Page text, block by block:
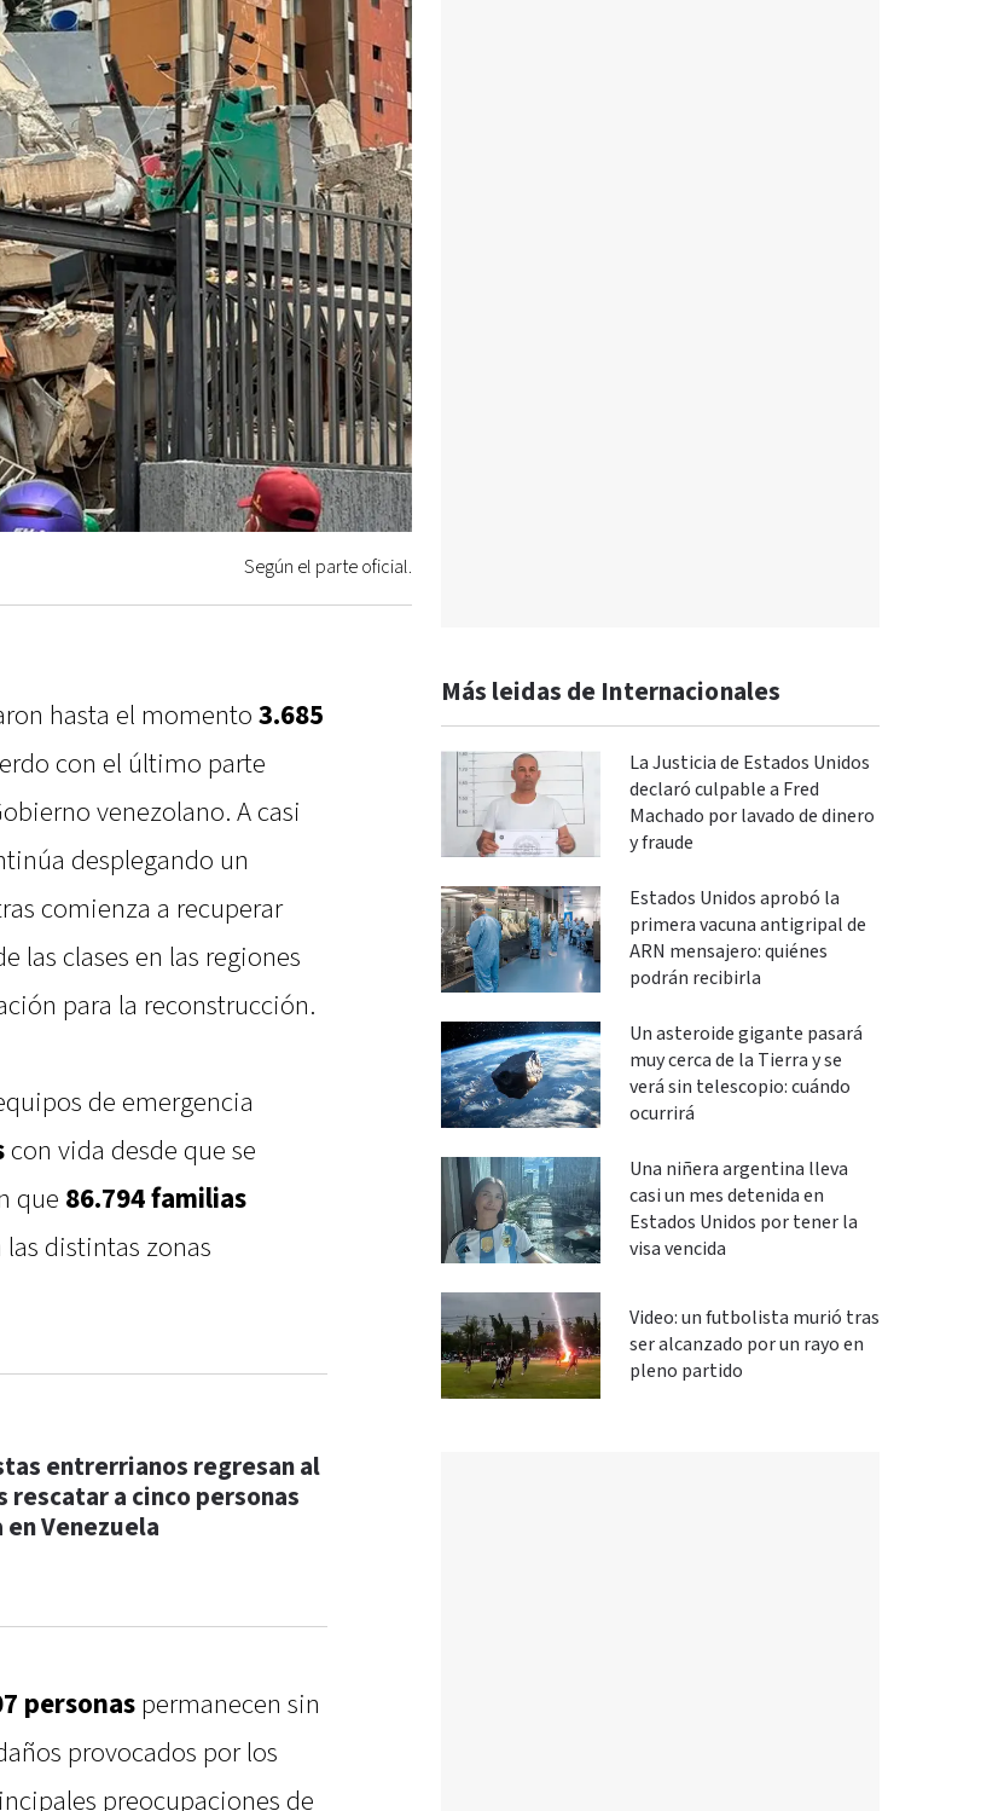
Según el parte oficial.
hasta el momento 3.685
con el último parte
venezolano. A casi
desplegando un
comienza a recuperar
las clases en las regiones
para la reconstrucción.
de emergencia
con vida desde que se
que 86.794 familias
distintas zonas
entrerrianos regresan al
rescatar a cinco personas
en Venezuela
personaspermanecen sin
provocados por los
preocupaciones de
Más leidas de Internacionales
La Justicia de Estados Unidos
declaró culpable a Fred
Machado por lavado de dinero
y fraude
Estados Unidos aprobó la
primera vacuna antigripal de
ARN mensajero: quiénes
podrán recibirla
Un asteroide gigante pasará
muy cerca de la Tierra y se
verá sin telescopio: cuándo
ocurrirá
Una niñera argentina lleva
casi un mes detenida en
Estados Unidos por tener la
visa vencida
Video: un futbolista murió tras
ser alcanzado por un rayo en
pleno partido